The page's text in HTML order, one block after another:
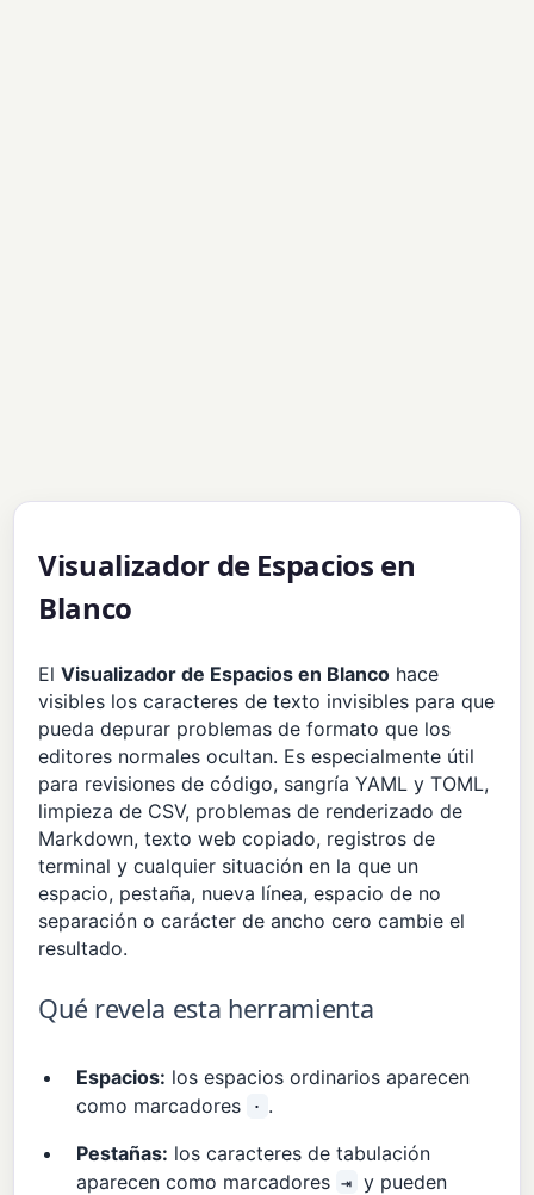
Visualizador de Espacios en
Blanco
ElVisualizador de Espacios en Blanco hace
visibles los caracteres de texto invisibles para que
pueda depurar problemas de formato que los
editores normales ocultan. Es especialmente útil
para revisiones de código, sangría YAML y TOML,
limpieza de CSV, problemas de renderizado de
Markdown, texto web copiado, registros de
terminal y cualquier situación en la que un
espacio, pestaña, nueva línea, espacio de no
separación o carácter de ancho cero cambie el
resultado.
Qué revela esta herramienta
Espacios: los espacios ordinarios aparecen
como marcadores
· .
Pestañas: los caracteres de tabulación
aparecen como marcadores ⇥ y pueden